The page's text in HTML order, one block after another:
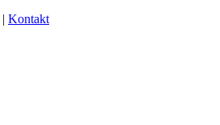
| Kontakt